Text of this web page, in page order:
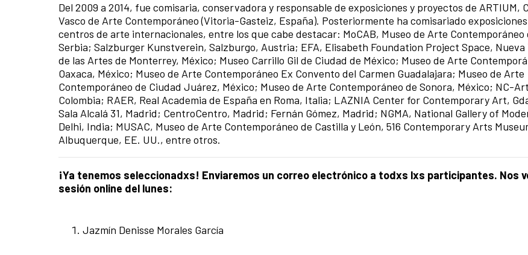
Del 2009 a 2014, fue comisaria, conservadora y responsable de exposiciones y proyectos de ARTIUM,
Vasco de Arte Contemporáneo (Vitoria-Gasteiz, España). Posteriormente ha comisariado
centros de arte internacionales, entre los que cabe destacar: MoCAB, Museo de Arte Contemporáneo
Serbia; Salzburger Kunstverein, Salzburgo, Austria; EFA, Elisabeth Foundation Project Space,
de las Artes de Monterrey, México; Museo Carrillo Gil de Ciudad de México; Museo de Arte
Oaxaca, México; Museo de Arte Contemporáneo Ex Convento del Carmen Guadalajara; Museo de Arte
Contemporáneo de Ciudad Juárez, México; Museo de Arte Contemporáneo de Sonora, México; NC-
Colombia; RAER, Real Academia de España en Roma, Italia; LAZNIA Center for Contemporary Art,
Sala Alcalá 31, Madrid; CentroCentro, Madrid; Fernán Gómez, Madrid; NGMA, National Gallery of
Delhi, India; MUSAC, Museo de Arte Contemporáneo de Castilla y León, 516 Contemporary Arts
Albuquerque, EE. UU., entre otros.
¡Ya tenemos seleccionadxs! Enviaremos un correo electrónico a todxs lxs participantes. Nos
sesión online del lunes:
Jazmín Denisse Morales García